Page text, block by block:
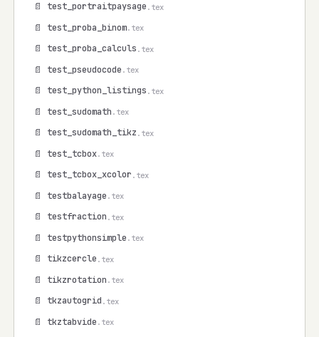
📄 test_portraitpaysage .tex
📄 test_proba_binom.tex
📄 test_proba_calculs .tex
📄 test_pseudocode .tex
📄 test_python_listings .tex
📄 test_sudomath .tex
📄 test_sudomath_tikz .tex
📄 test_tcbox.tex
📄 test_tcbox_xcolor .tex
📄 testbalayage .tex
📄 testfraction .tex
📄 testpythonsimple .tex
📄 tikzcercle .tex
📄 tikzrotation .tex
📄 tkzautogrid .tex
📄 tkztabvide .tex